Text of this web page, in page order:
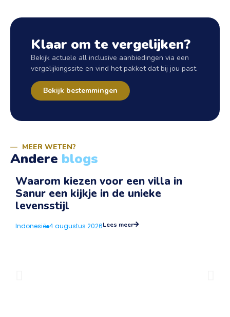
Klaar om te vergelijken?
Bekijk actuele all inclusive aanbiedingen via een
vergelijkingssite en vind het pakket dat bij jou past.
Bekijk bestemmingen
MEER WETEN?
Andere blogs
Waarom kiezen voor een villa in
Sanur een kijkje in de unieke
levensstijl
Indonesië 4 augustus 2026Lees meer